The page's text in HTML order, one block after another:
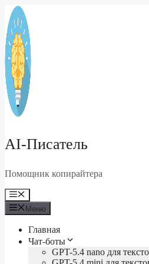
Перейти
содержимому
AI-Писатель
Помощник копирайтера
Меню
Меню
Главная
Чат-боты
GPT-5.4 nano для